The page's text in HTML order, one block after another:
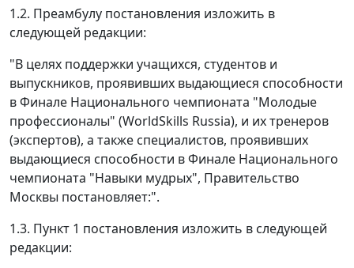
1.2. Преамбулу постановления изложить в
следующей редакции:
"В целях поддержки учащихся, студентов и
выпускников, проявивших выдающиеся способности
в Финале Национального чемпионата "Молодые
профессионалы" (WorldSkills Russia), и их тренеров
(экспертов), а также специалистов, проявивших
выдающиеся способности в Финале Национального
чемпионата "Навыки мудрых", Правительство
Москвы постановляет:".
1.3. Пункт 1 постановления изложить в следующей
редакции: